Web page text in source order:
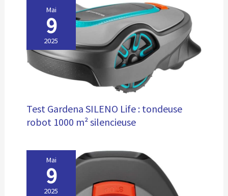
Mai
9
2025
Test Gardena SILENO Life : tondeuse
robot 1000 m² silencieuse
Mai
9
2025